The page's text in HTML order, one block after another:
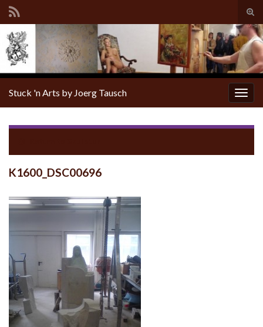
Stuck 'n Arts by Joerg Tausch
K1600_DSC00696